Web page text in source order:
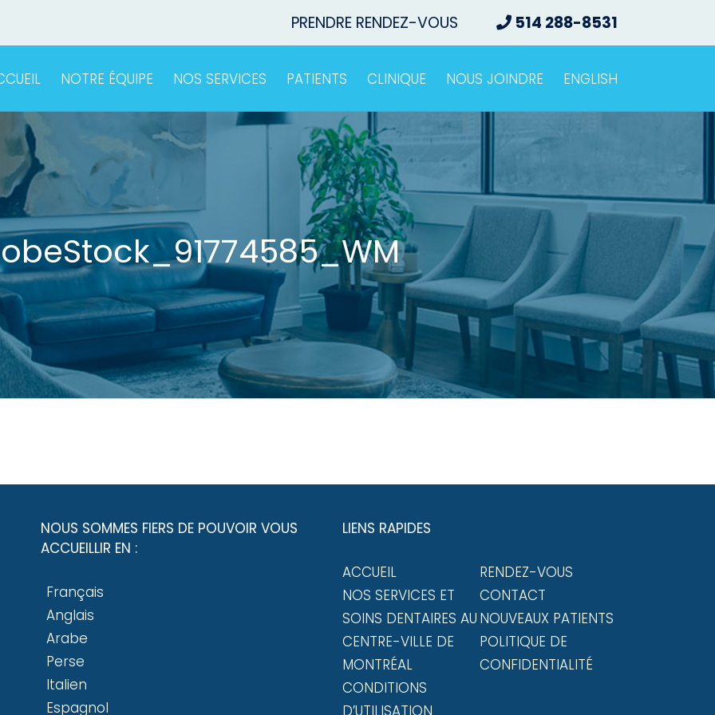
PRENDRE RENDEZ-VOUS 514 288-8531
NOTRE ÉQUIPE NOS SERVICES PATIENTS CLINIQUE NOUS JOINDRE ENGLISH
NOUS SOMMES FIERS DE POUVOIR VOUS
ACCUEILLIR EN :
Français
Anglais
Arabe
Perse
Italien
Espagnol
LIENS RAPIDES
ACCUEIL
RENDEZ-VOUS
NOS SERVICES ET
SOINS DENTAIRES AU
CENTRE-VILLE DE
MONTRÉAL
CONTACT
NOUVEAUX PATIENTS
POLITIQUE DE
CONFIDENTIALITÉ
CONDITIONS
D’UTILISATION